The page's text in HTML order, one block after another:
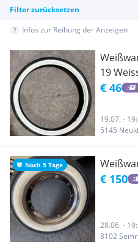
Filter zurücksetzen
Infos zur Reihung der Anzeigen
19
€ 46
19.07. -
5145
Noch 5 Tage
€ 150
28.06. -
8102